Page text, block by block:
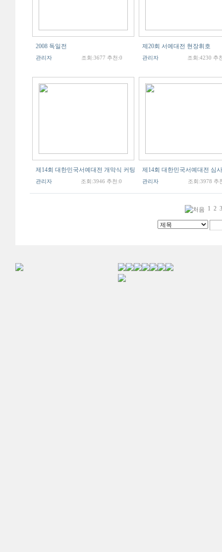
2008 독일전
관리자 조회:3677 추천:0
제20회 서예대전 현장휘호
관리자 조회:4230 추
제14회 대한민국서예대전 개막식 커팅
관리자 조회:3946 추천:0
제14회 대한민국서예대전 심사
관리자 조회:3978 추
1 2 3